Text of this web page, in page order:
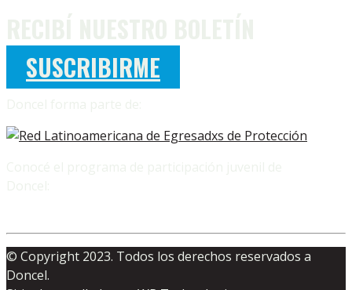
SUSCRIBIRME
© Copyright 2023. Todos los derechos reservados a
Doncel.